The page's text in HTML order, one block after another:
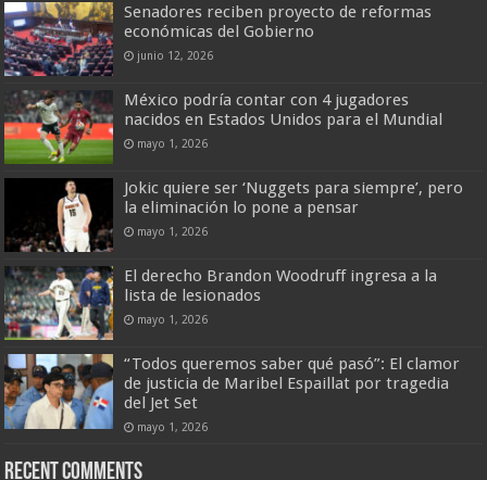
Senadores reciben proyecto de reformas
económicas del Gobierno
junio 12, 2026
México podría contar con 4 jugadores
nacidos en Estados Unidos para el Mundial
mayo 1, 2026
Jokic quiere ser ‘Nuggets para siempre’, pero
la eliminación lo pone a pensar
mayo 1, 2026
El derecho Brandon Woodruff ingresa a la
lista de lesionados
mayo 1, 2026
“Todos queremos saber qué pasó”: El clamor
de justicia de Maribel Espaillat por tragedia
del Jet Set
mayo 1, 2026
Recent Comments